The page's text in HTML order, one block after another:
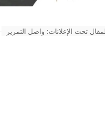
تحت الإعلانات: واصل التمرير